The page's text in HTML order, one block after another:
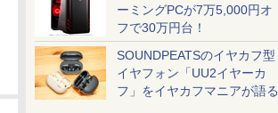
ーミングPCが7万5,000円オ
フで30万円台！
SOUNDPEATSのイヤカフ型
イヤフォン「UU2イヤーカ
フ」をイヤカフマニアが語る